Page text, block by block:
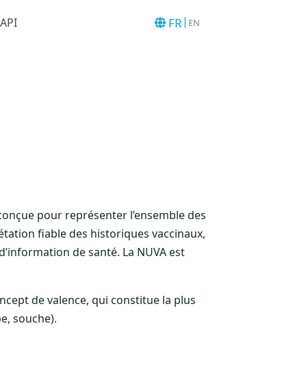
FR| EN
pour représenter l’ensemble des
fiable des historiques vaccinaux,
de santé. La NUVA est
de valence, qui constitue la plus
souche).